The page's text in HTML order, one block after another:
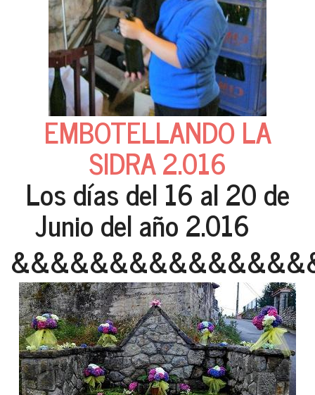
EMBOTELLANDO LA
SIDRA 2.016
Los días del 16 al 20 de
Junio del año 2.016